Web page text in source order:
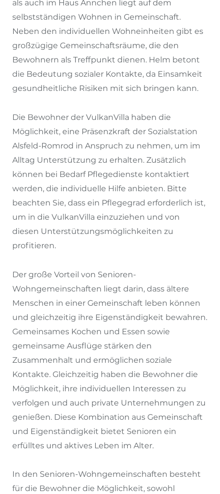
als auch im Haus Annchen liegt auf dem
selbstständigen Wohnen in Gemeinschaft.
Neben den individuellen Wohneinheiten gibt es
großzügige Gemeinschaftsräume, die den
Bewohnern als Treffpunkt dienen. Helm betont
die Bedeutung sozialer Kontakte, da Einsamkeit
gesundheitliche Risiken mit sich bringen kann.
Die Bewohner der VulkanVilla haben die
Möglichkeit, eine Präsenzkraft der Sozialstation
Alsfeld-Romrod in Anspruch zu nehmen, um im
Alltag Unterstützung zu erhalten. Zusätzlich
können bei Bedarf Pflegedienste kontaktiert
werden, die individuelle Hilfe anbieten. Bitte
beachten Sie, dass ein Pflegegrad erforderlich ist,
um in die VulkanVilla einzuziehen und von
diesen Unterstützungsmöglichkeiten zu
profitieren.
Der große Vorteil von Senioren-
Wohngemeinschaften liegt darin, dass ältere
Menschen in einer Gemeinschaft leben können
und gleichzeitig ihre Eigenständigkeit bewahren.
Gemeinsames Kochen und Essen sowie
gemeinsame Ausflüge stärken den
Zusammenhalt und ermöglichen soziale
Kontakte. Gleichzeitig haben die Bewohner die
Möglichkeit, ihre individuellen Interessen zu
verfolgen und auch private Unternehmungen zu
genießen. Diese Kombination aus Gemeinschaft
und Eigenständigkeit bietet Senioren ein
erfülltes und aktives Leben im Alter.
In den Senioren-Wohngemeinschaften besteht
für die Bewohner die Möglichkeit, sowohl